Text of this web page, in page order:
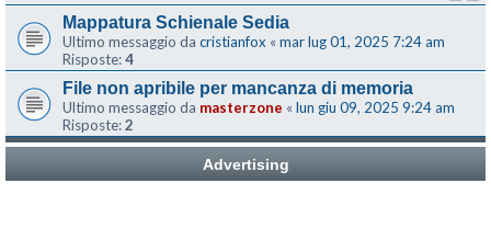
Mappatura Schienale Sedia
Ultimo messaggio da cristianfox « mar lug 01, 2025 7:24 am
Risposte:4
File non apribile per mancanza di memoria
Ultimo messaggio da masterzone « lun giu 09, 2025 9:24 am
Risposte:2
Advertising